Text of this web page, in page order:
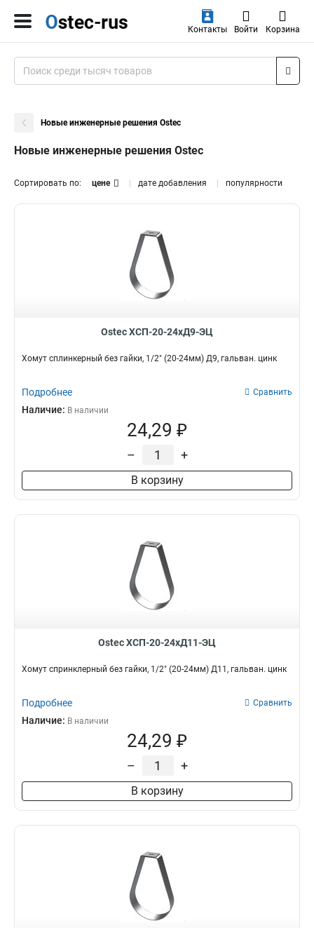
Контакты Войти Корзина
Новые инженерные решения Ostec
Новые инженерные решения Ostec
Сортировать по: цене дате добавления популярности
Ostec ХСП-20-24хД9-ЭЦ
Хомут сплинкерный без гайки, 1/2" (20-24мм) Д9, гальван. цинк
Подробнее Сравнить
Наличие: В наличии
24,29 ₽
– +
В корзину
Ostec ХСП-20-24хД11-ЭЦ
Хомут спринклерный без гайки, 1/2" (20-24мм) Д11, гальван. цинк
Подробнее Сравнить
Наличие: В наличии
24,29 ₽
– +
В корзину